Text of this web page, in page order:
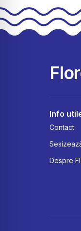
Info
Contact
Despre